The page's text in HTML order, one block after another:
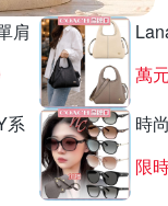
肩
萬
系
時
限